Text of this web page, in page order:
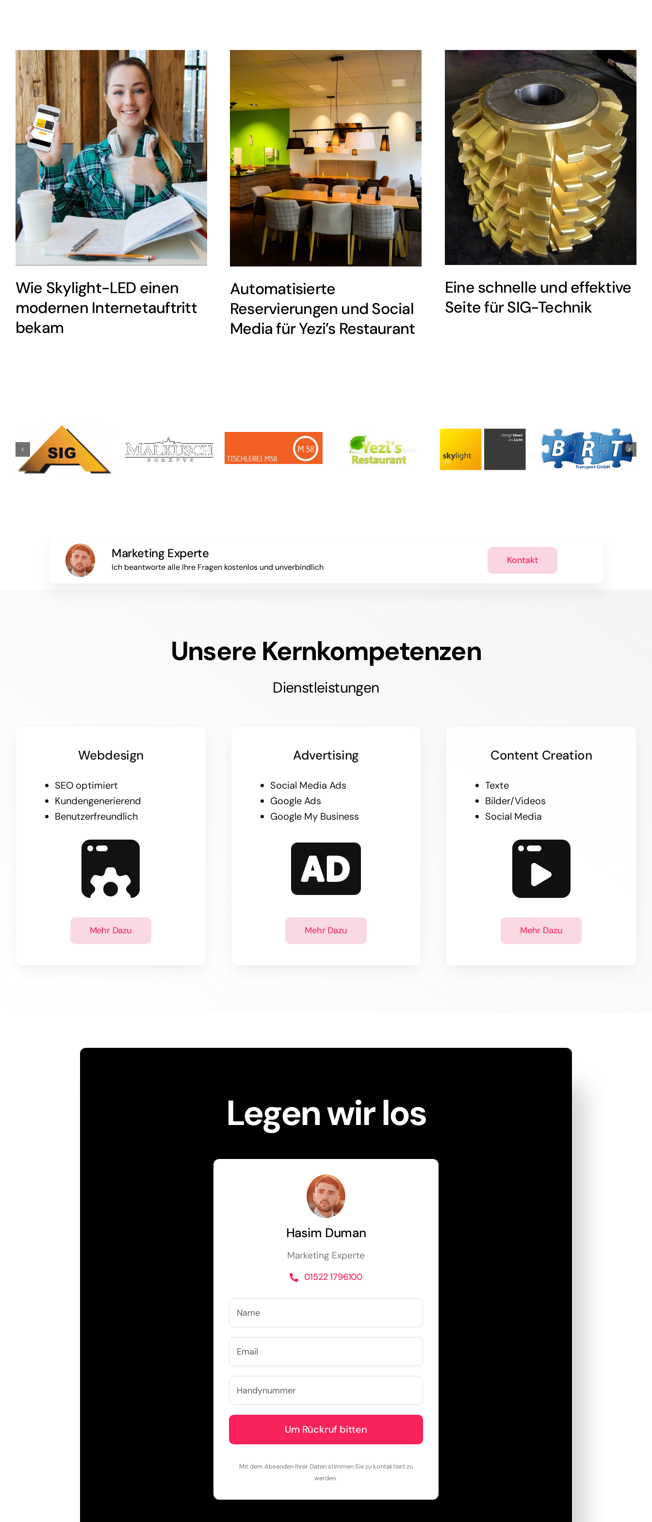
Wie Skylight-LED einen
modernen Internetauftritt
bekam
Automatisierte
Reservierungen und Social
Media für Yezi’s Restaurant
Eine schnelle und effektive
Seite für SIG-Technik
Marketing Experte
Ich beantworte alle Ihre Fragen kostenlos und unverbindlich
Kontakt
Unsere Kernkompetenzen
Dienstleistungen
Webdesign
SEO optimiert
Kundengenerierend
Benutzerfreundlich
Mehr Dazu
Advertising
Social Media Ads
Google Ads
Google My Business
Mehr Dazu
Content Creation
Texte
Bilder/Videos
Social Media
Mehr Dazu
Legen wir los
Hasim Duman
Marketing Experte
01522 1796100
Mit dem Absenden Ihrer Daten stimmen Sie zu kontaktiert zu
werden.